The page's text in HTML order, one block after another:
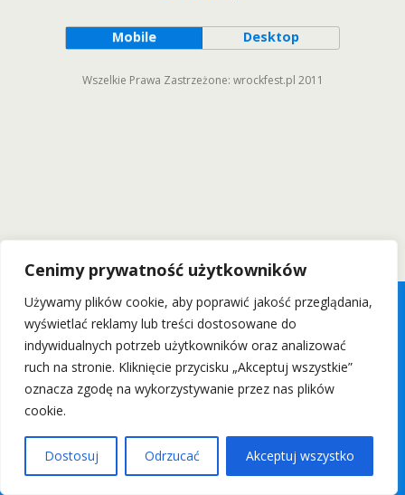
Cenimy prywatność użytkowników
Używamy plików cookie, aby poprawić jakość przeglądania,
wyświetlać reklamy lub treści dostosowane do
indywidualnych potrzeb użytkowników oraz analizować
ruch na stronie. Kliknięcie przycisku „Akceptuj wszystkie”
oznacza zgodę na wykorzystywanie przez nas plików
cookie.
Dostosuj Odrzucać Akceptuj wszystko
Mobile Desktop
Wszelkie Prawa Zastrzeżone: wrockfest.pl 2011